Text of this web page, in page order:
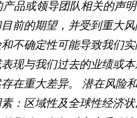
品或领导团队相关的声
前的期望，并受到重大
不确定性可能导致我们
现与我们过去的业绩或
在重大差异。 潜在风险
：区域性及全球性经济